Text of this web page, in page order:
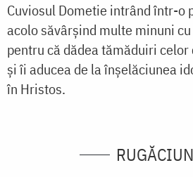
Cuviosul Dometie intrând într-o
acolo săvârșind multe minuni
pentru că dădea tămăduiri celor
și îi aducea de la înșelăciunea
în Hristos.